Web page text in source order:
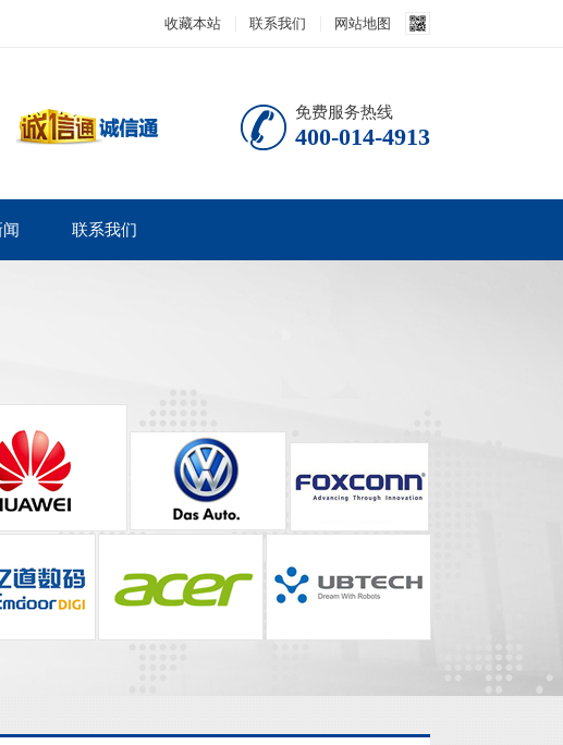
收藏本站 联系我们 网站地图
免费服务热线
400-014-4913
联系我们